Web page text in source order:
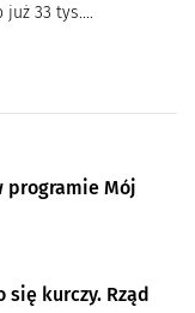
33 tys....
programie Mój
kurczy. Rząd